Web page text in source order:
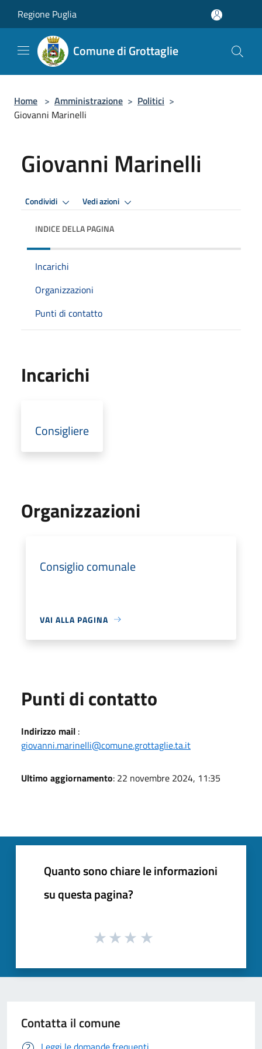
Regione Puglia
Comune di Grottaglie
Home > Amministrazione > Politici >
Giovanni Marinelli
Giovanni Marinelli
Condividi Vedi azioni
INDICE DELLA PAGINA
Incarichi
Organizzazioni
Punti di contatto
Incarichi
Consigliere
Organizzazioni
Consiglio comunale
VAI ALLA PAGINA
Punti di contatto
Indirizzo mail :
giovanni.marinelli@comune.grottaglie.ta.it
Ultimo aggiornamento: 22 novembre 2024, 11:35
Quanto sono chiare le informazioni
su questa pagina?
Contatta il comune